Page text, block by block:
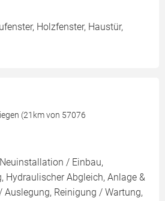
Holzfenster, Haustür,
(21km von 57076
/ Einbau,
Hydraulischer Abgleich, Anlage &
Reinigung / Wartung,